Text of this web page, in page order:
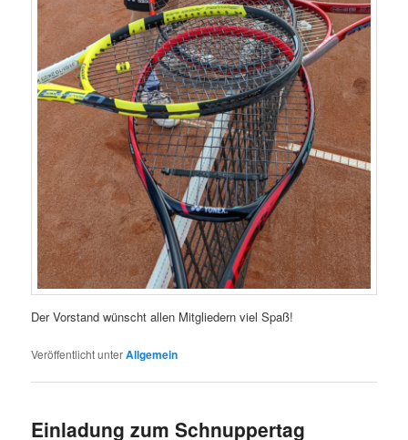
Der Vorstand wünscht allen Mitgliedern viel Spaß!
Veröffentlicht unterAllgemein
Einladung zum Schnuppertag